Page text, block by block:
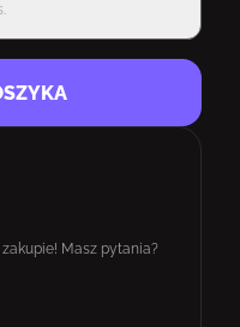
Masz pytania?